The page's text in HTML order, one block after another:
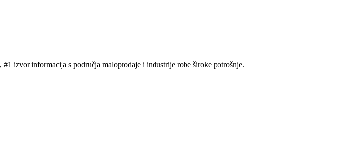
, #1 izvor informacija s područja maloprodaje i industrije robe široke potrošnje.